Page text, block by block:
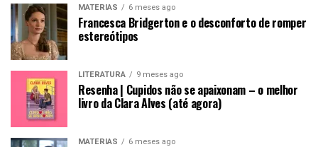
MATÉRIAS 6 meses ago
Francesca Bridgerton e o desconforto de romper
estereótipos
LITERATURA 9 meses ago
Resenha | Cupidos não se apaixonam – o melhor
livro da Clara Alves (até agora)
MATÉRIAS 6 meses ago